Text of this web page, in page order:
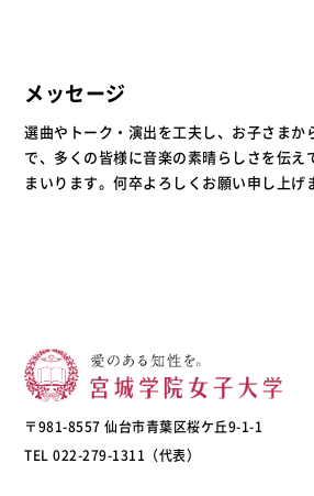
メッセージ
選曲やトーク・演出を工夫し、お子さまか
で、多くの皆様に音楽の素晴らしさを伝え
まいります。何卒よろしくお願い申し上げ
〒981-8557 仙台市青葉区桜ケ丘9-1-1
TEL 022-279-1311（代表）